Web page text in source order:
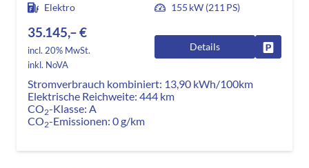
Elektro
155 kW (211 PS)
35.145,– €
incl. 20% MwSt.
inkl. NoVA
Details
Stromverbrauch kombiniert: 13,90 kWh/100km
Elektrische Reichweite: 444 km
CO2-Klasse: A
CO2-Emissionen: 0 g/km